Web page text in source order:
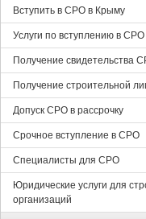
Вступить в СРО в Крыму
Услуги по вступлению в СРО
Получение свидетельства
Получение строительной
Допуск СРО в рассрочку
Срочное вступление в СРО
Специалисты для СРО
Юридические услуги для
организаций